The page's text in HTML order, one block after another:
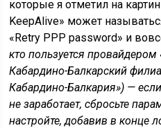
которые я отметил на
KeepAlive» может
«Retry PPP password» и
кто пользуется
Кабардино-Балкарский
Кабардино-Балкария») —
не заработает, сбросьте
настройте, добавив в конце